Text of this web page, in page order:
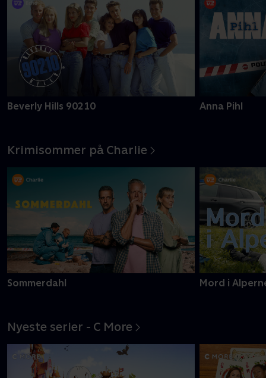
Beverly Hills 90210 Anna Pihl
Krimisommer på Charlie
Sommerdahl Mord i
Nyeste serier - C More